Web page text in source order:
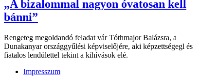
„A bizalommal nagyon óvatosan kell
bánni”
Rengeteg megoldandó feladat vár Tóthmajor Balázsra, a
Dunakanyar országgyűlési képviselőjére, aki képzettségegl és
fiatalos lendülettel tekint a kihívások elé.
Impresszum